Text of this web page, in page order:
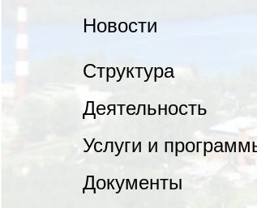
Новости
Структура
Деятельность
Услуги и
Документы